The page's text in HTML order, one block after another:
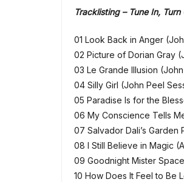
Tracklisting – Tune In,
01 Look Back in Anger
02 Picture of Dorian Gray
03 Le Grande Illusion
04 Silly Girl (John Peel
05 Paradise Is for the
06 My Conscience Tells
07 Salvador Dali’s Garden
08 I Still Believe in Magic
09 Goodnight Mister
10 How Does It Feel to Be